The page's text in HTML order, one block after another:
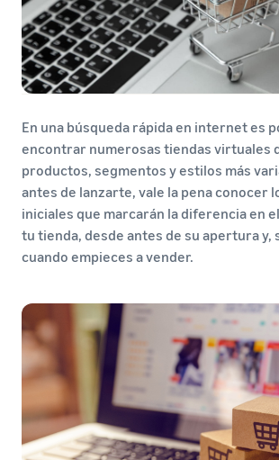
En una búsqueda rápida en internet es
encontrar numerosas tiendas virtuales
productos, segmentos y estilos más
antes de lanzarte, vale la pena conocer
iniciales que marcarán la diferencia en
tu tienda, desde antes de su apertura y,
cuando empieces a vender.